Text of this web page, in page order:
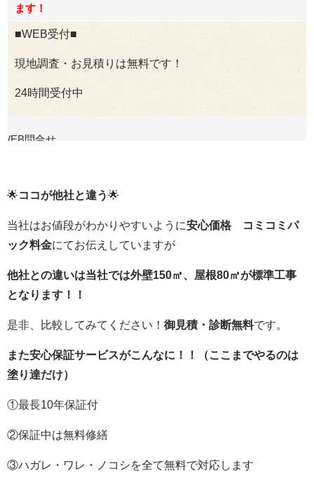
ます！
■WEB受付■
現地調査・お見積りは無料です！
24時間受付中
WEB問合せ
🌟ココが他社と違う🌟
当社はお値段がわかりやすいように安心価格 コミコミパ
ック料金にてお伝えしていますが
他社との違いは当社では外壁150㎡、屋根80㎡が標準工事
となります！！
是非、比較してみてください！ 御見積・診断無料です。
また安心保証サービスがこんなに！！（ここまでやるのは
塗り達だけ）
①最長10年保証付
②保証中は無料修繕
③ハガレ・ワレ・ノコシを全て無料で対応します